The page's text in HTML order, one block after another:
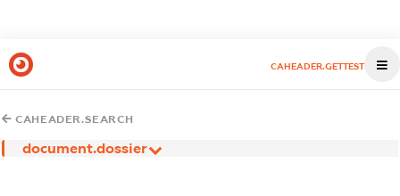
CAHEADER.GETTEST
CAHEADER.SEARCH
document.dossier